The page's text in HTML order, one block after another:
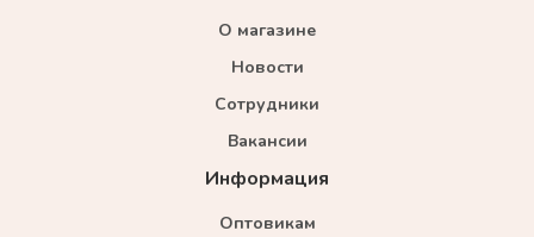
О магазине
Новости
Сотрудники
Вакансии
Информация
Оптовикам